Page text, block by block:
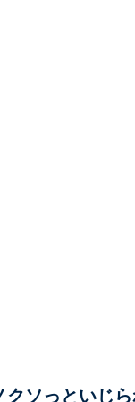
クソっといじ